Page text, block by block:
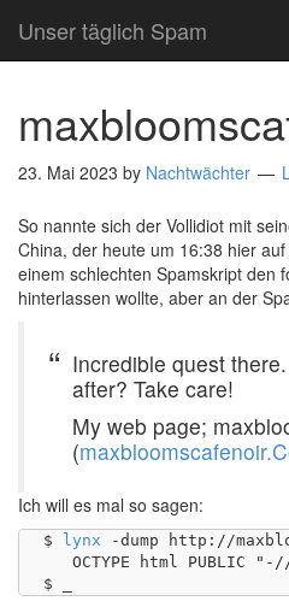
Unser täglich Spam
23. Mai 2023 by Nachtwächter
So nannte sich der Vollidiot mit
China, der heute um 16:38 hier auf
einem schlechten Spamskript den
hinterlassen wollte, aber an der
Incredible quest
after? Take care!
My web page;
(
Ich will es mal so sagen:
$ lynx -dump http://
﻿OCTYPE html PUBLIC